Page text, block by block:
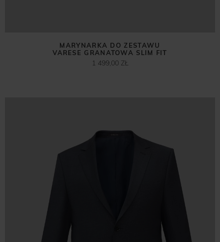
MARYNARKA DO ZESTAWU
VARESE GRANATOWA SLIM FIT
1 499,00 ZŁ